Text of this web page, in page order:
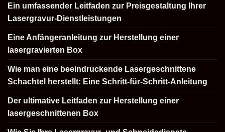
Ein umfassender Leitfaden zur Preisgestaltung Ihrer
Lasergravur-Dienstleistungen
Eine Anfängeranleitung zur Herstellung einer
lasergravierten Box
Wie man eine beeindruckende Lasergeschnittene
Schachtel herstellt: Eine Schritt-für-Schritt-Anleitung
Der ultimative Leitfaden zur Herstellung einer
lasergeschnittenen Box